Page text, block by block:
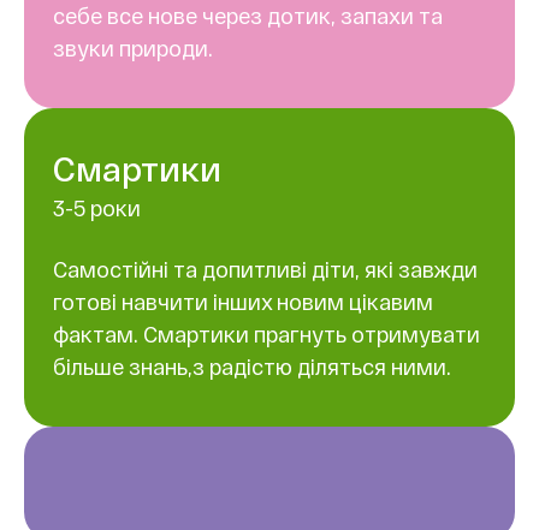
себе все нове через дотик, запахи та
звуки природи.
Смартики
3-5 роки
Самостійні та допитливі діти, які завжди
готові навчити інших новим цікавим
фактам. Смартики прагнуть отримувати
більше знань,з радістю діляться ними.